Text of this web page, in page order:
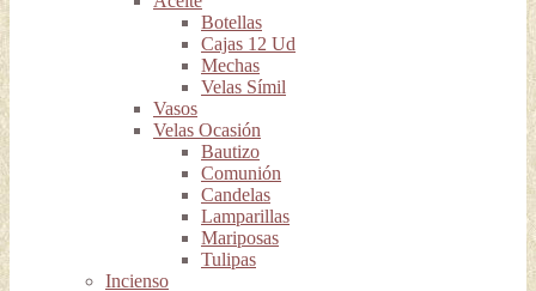
Botellas
Cajas 12 Ud
Mechas
Velas Símil
Vasos
Velas Ocasión
Bautizo
Comunión
Candelas
Lamparillas
Mariposas
Tulipas
Incienso